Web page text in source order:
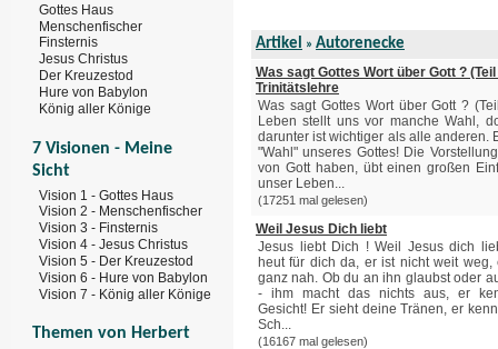
Gottes Haus
Menschenfischer
Finsternis
Jesus Christus
Der Kreuzestod
Hure von Babylon
König aller Könige
7 Visionen - Meine
Sicht
Vision 1 - Gottes Haus
Vision 2 - Menschenfischer
Vision 3 - Finsternis
Vision 4 - Jesus Christus
Vision 5 - Der Kreuzestod
Vision 6 - Hure von Babylon
Vision 7 - König aller Könige
Themen von Herbert
Artikel » Autorenecke
Was sagt Gottes Wort über Gott ? (Teil
Trinitätslehre
Was sagt Gottes Wort über Gott ?
Leben stellt uns vor manche Wahl,
darunter ist wichtiger als alle anderen.
"Wahl" unseres Gottes! Die
von Gott haben, übt einen großen
unser Leben...
(17251 mal gelesen)
Weil Jesus Dich liebt
Jesus liebt Dich ! Weil Jesus dich
heut für dich da, er ist nicht weit weg,
ganz nah. Ob du an ihn glaubst oder
- ihm macht das nichts aus, er
Gesicht! Er sieht deine Tränen, er
Sch...
(16167 mal gelesen)